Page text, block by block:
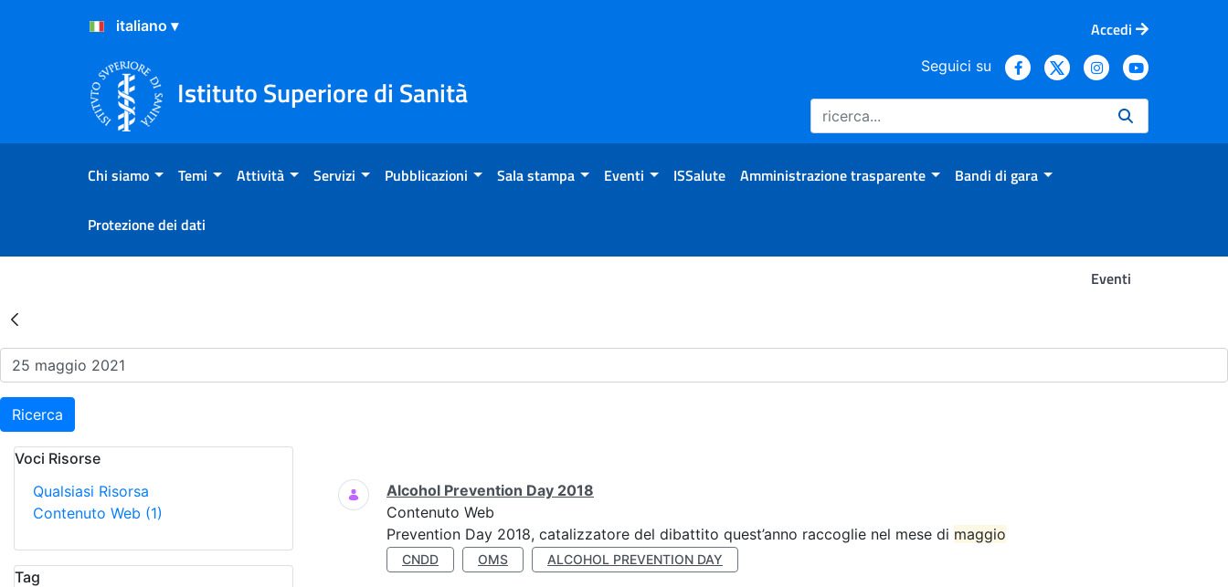
Salta al Contenuto
Salta al Footer
Accedi
Istituto Superiore di Sanità
Seguici su
Chi siamo Temi Attività Servizi Pubblicazioni Sala stampa Eventi ISSalute Amministrazione trasparente Bandi di gara
Protezione dei dati
Eventi
Risultati della Ricerca - Eventi
Ricerca
Voci Risorse
Qualsiasi Risorsa
Contenuto Web (1)
Tag
Ricerca
Alcohol Prevention Day 2018
Contenuto Web
Prevention Day 2018, catalizzatore del dibattito quest’anno raccoglie nel mese di maggio
CNDD OMS ALCOHOL PREVENTION DAY